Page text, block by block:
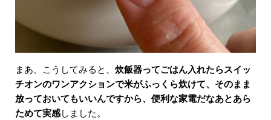
まあ、こうしてみると、 炊飯器ってごはん入れたらスイッ
チオンのワンアクションで米がふっくら炊けて、そのまま
放っておいてもいいんですから、便利な家電だなあとあら
ためて実感しました。